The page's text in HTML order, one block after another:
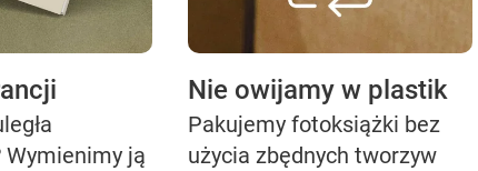
Wymienimy ją
Nie owijamy w plastik
Pakujemy fotoksiążki bez
użycia zbędnych tworzyw